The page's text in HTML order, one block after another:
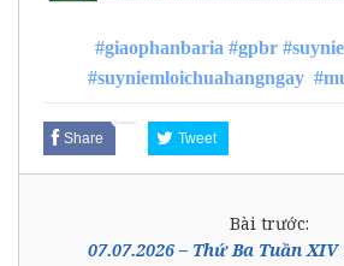
#giaophanbaria #gpbr
#suyniemloichuahangngay
Share Tweet
Bài trước:
07.07.2026 – Thứ Ba Tuần